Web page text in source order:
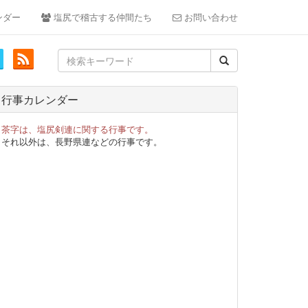
ー 塩尻で稽古する仲間たち お問い合わせ
Search
for:
行事カレンダー
茶字は、塩尻剣連に関する行事です。
それ以外は、長野県連などの行事です。